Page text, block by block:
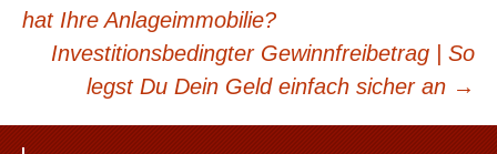
hat Ihre Anlageimmobilie?
Investitionsbedingter Gewinnfreibetrag | So
legst Du Dein Geld einfach sicher an →